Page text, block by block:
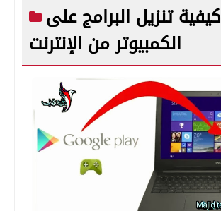
كيفية تنزيل البرامج على
الكمبيوتر من الإنترنت